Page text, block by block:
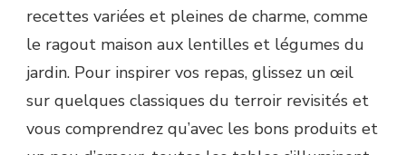
recettes variées et pleines de charme, comme
le ragout maison aux lentilles et légumes du
jardin. Pour inspirer vos repas, glissez un œil
sur quelques classiques du terroir revisités et
vous comprendrez qu’avec les bons produits et